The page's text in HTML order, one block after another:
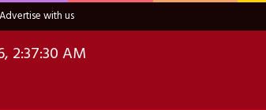
Advertise with us
2:37:31 AM